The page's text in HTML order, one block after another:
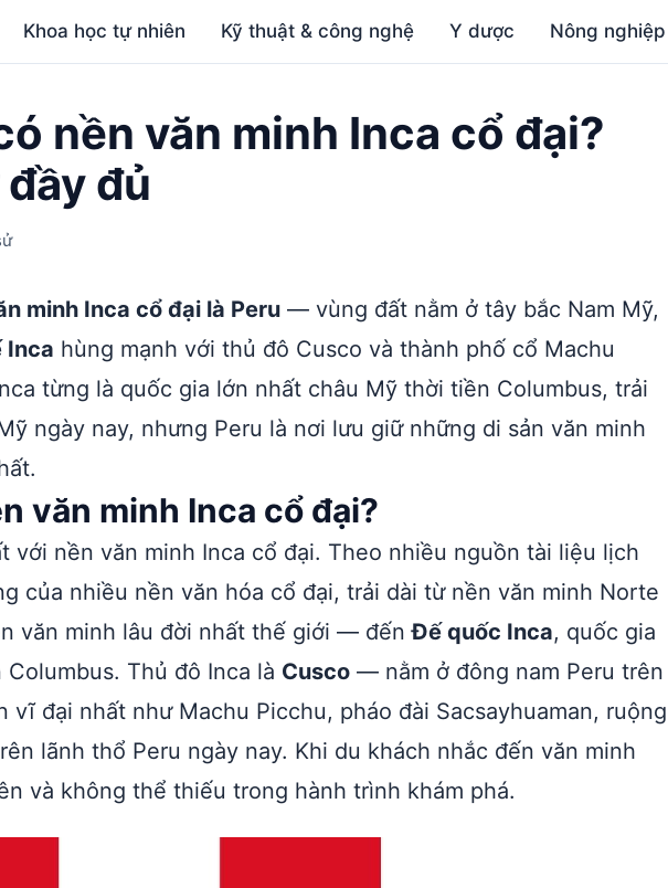
Khoa học tự nhiên Kỹ thuật & công nghệ Y dược Nông nghiệp
nền văn minh Inca cổ đại?
đủ
minh Inca cổ đại là Peru — vùng đất nằm ở tây bắc Nam Mỹ,
Inca hùng mạnh với thủ đô Cusco và thành phố cổ Machu
từng là quốc gia lớn nhất châu Mỹ thời tiền Columbus, trải
ngày nay, nhưng Peru là nơi lưu giữ những di sản văn minh
văn minh Inca cổ đại?
với nền văn minh Inca cổ đại. Theo nhiều nguồn tài liệu lịch
của nhiều nền văn hóa cổ đại, trải dài từ nền văn minh Norte
văn minh lâu đời nhất thế giới — đếnĐế quốc Inca, quốc gia
Thủ đô Inca là Cusco — nằm ở đông nam Peru trên
đại nhất như Machu Picchu, pháo đài Sacsayhuaman, ruộng
lãnh thổ Peru ngày nay. Khi du khách nhắc đến văn minh
và không thể thiếu trong hành trình khám phá.